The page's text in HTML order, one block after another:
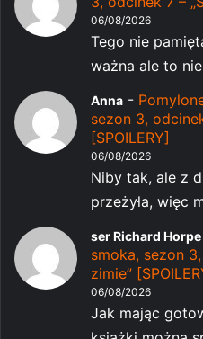
06/08/2026
Tego nie
ważna ale to
Anna -
sezon 3,
[SPOILERY]
06/08/2026
Niby tak, ale z
przeżyła, więc
ser Richard Horpe
smoka, sezon
zimie”
06/08/2026
Jak mając